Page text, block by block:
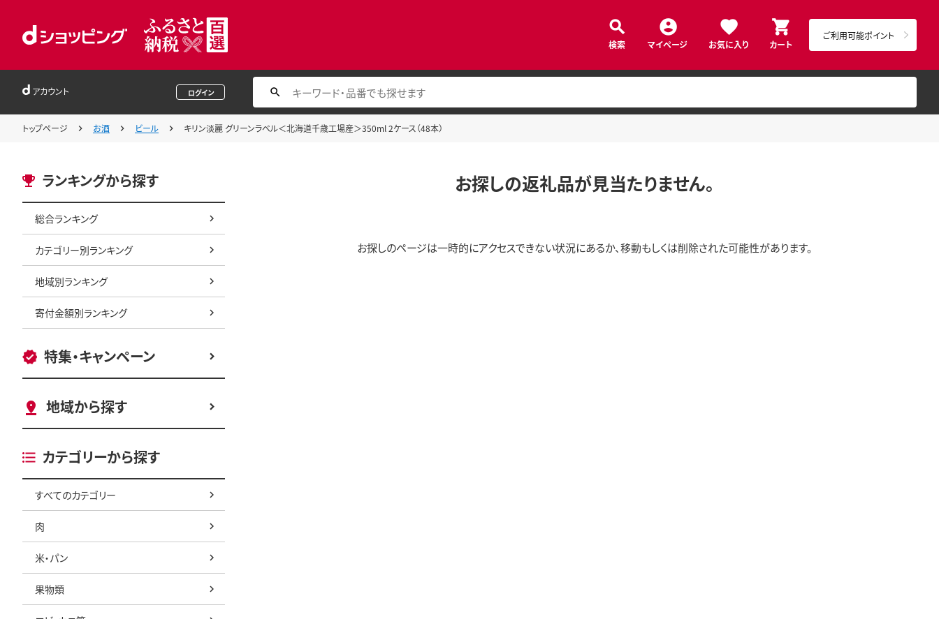
検索 マイページ お気に入り カート
ご利用可能ポイント
アカウント ログイン
トップページ お酒 ビール キリン淡麗 グリーンラベル＜北海道千歳工場産＞350ml 2ケース（48本）
ランキングから探す
総合ランキング
カテゴリー別ランキング
地域別ランキング
寄付金額別ランキング
特集・キャンペーン
地域から探す
カテゴリーから探す
すべてのカテゴリー
肉
米・パン
果物類
お探しの返礼品が見当たりません。
お探しのページは一時的にアクセスできない状況にあるか、移動もしくは削除された可能性があります。